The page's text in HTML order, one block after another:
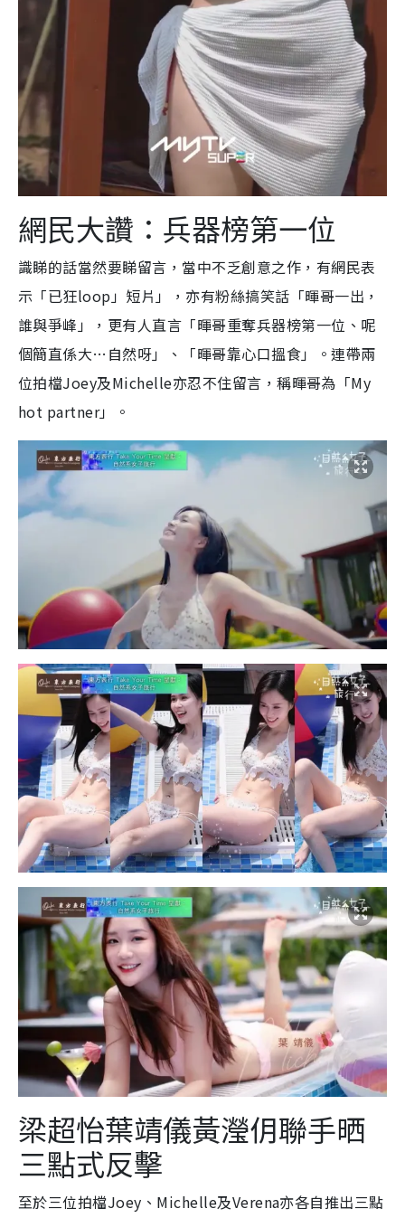
網民大讚：兵器榜第一位
識睇的話當然要睇留言，當中不乏創意之作，有網民表
示「已狂loop」短片」，亦有粉絲搞笑話「暉哥一出，
誰與爭峰」，更有人直言「暉哥重奪兵器榜第一位、呢
個簡直係大…自然呀」、「暉哥靠心口搵食」。連帶兩
位拍檔Joey及Michelle亦忍不住留言，稱暉哥為「My
hot partner」。
梁超怡葉靖儀黃瀅仴聯手晒
三點式反擊
至於三位拍檔Joey、Michelle及Verena亦各自推出三點